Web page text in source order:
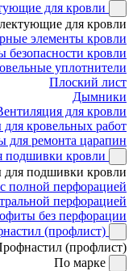
для кровли
для кровли
элементы кровли
безопасности кровли
уплотнители
Плоский лист
Дымники
для кровли
кровельных работ
для ремонта царапин
подшивки кровли
для подшивки кровли
полной перфорацией
перфорацией
без перфорации
(профлист)
(профлист)
По марке